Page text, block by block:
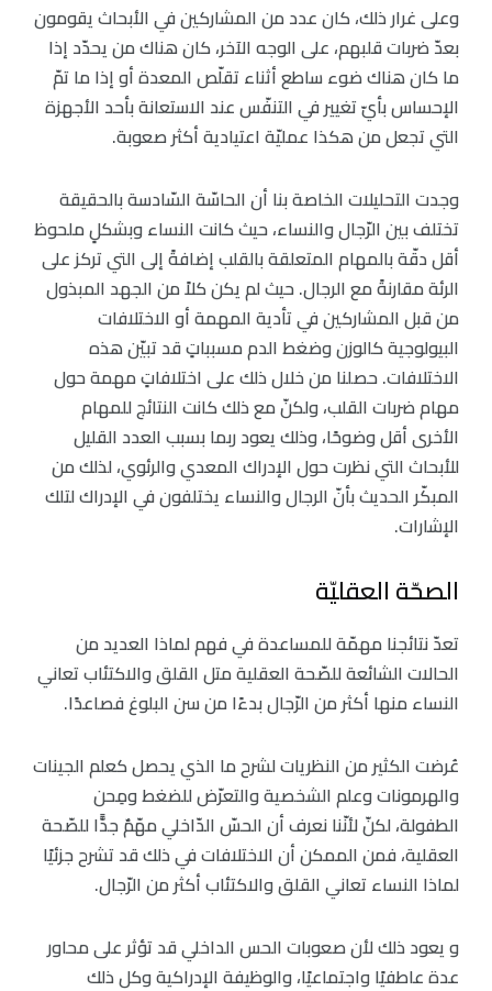
وعلى غرار ذلك، كان عدد من المشاركين في الأبحاث يقومون
بعدّ ضربات قلبهم، على الوجه الآخر، كان هناك من يحدّد إذا
ما كان هناك ضوء ساطع أثناء تقلّص المعدة أو إذا ما تمّ
الإحساس بأيّ تغيير في التنفّس عند الاستعانة بأحد الأجهزة
التي تجعل من هكذا عمليّة اعتيادية أكثر صعوبة.
وجدت التحليلات الخاصة بنا أن الحاسّة السّادسة بالحقيقة
تختلف بين الرّجال والنساء، حيث كانت النساء وبشكلٍ ملحوظ
أقل دقّة بالمهام المتعلقة بالقلب إضافةً إلى التي تركز على
الرئة مقارنةً مع الرجال. حيث لم يكن كلاً من الجهد المبذول
من قبل المشاركين في تأدية المهمة أو الاختلافات
البيولوجية كالوزن وضغط الدم مسبباتٍ قد تبيّن هذه
الاختلافات. حصلنا من خلال ذلك على اختلافاتٍ مهمة حول
مهام ضربات القلب، ولكنّ مع ذلك كانت النتائج للمهام
الأخرى أقل وضوحًا، وذلك يعود ربما بسبب العدد القليل
للأبحاث التي نظرت حول الإدراك المعدي والرئوي، لذلك من
المبكّر الحديث بأنّ الرجال والنساء يختلفون في الإدراك لتلك
الإشارات.
الصحّة العقليّة
تعدّ نتائجنا مهمّة للمساعدة في فهم لماذا العديد من
الحالات الشائعة للصّحة العقلية متل القلق والاكتئاب تعاني
النساء منها أكثر من الرّجال بدءًا من سن البلوغ فصاعدًا.
عُرضت الكثير من النظريات لشرح ما الذي يحصل كعلم الجينات
والهرمونات وعلم الشخصية والتعرّض للضغط ومِحن
الطفولة، لكنّ لأنّنا نعرف أن الحسّ الدّاخلي مهّمٌ جدًّا للصّحة
العقلية، فمن الممكن أن الاختلافات في ذلك قد تشرح جزئيًا
لماذا النساء تعاني القلق والاكتئاب أكثر من الرّجال.
و يعود ذلك لأن صعوبات الحس الداخلي قد تؤثر على محاور
عدة عاطفيًا واجتماعيًا، والوظيفة الإدراكية وكل ذلك